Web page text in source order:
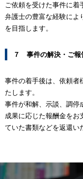
ご依頼を受けた事件に着
弁護士の豊富な経験によ
を目指します。
７ 事件の解決・ご報
事件の着手後は、依頼者
たします。
事件が和解、示談、調停
成果に応じた報酬金をお
ていた書類などを返還い